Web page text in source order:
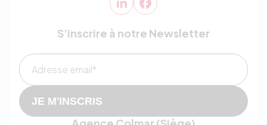
S’inscrire à notre Newsletter
Adresse email*
JE M'INSCRIS